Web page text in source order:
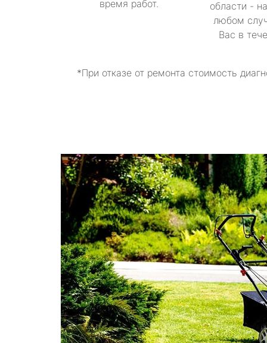
время работ.
области -
любом
Вас в
*При отказе от ремонта стоимость